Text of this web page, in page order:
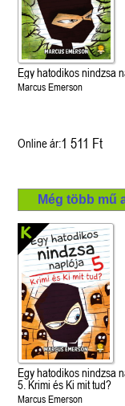
Egy hatodikos nindzsa
Marcus Emerson
Online ár:1 511 Ft
Még több mű
Egy hatodikos nindzsa
5. Krimi és Ki mit tud?
Marcus Emerson